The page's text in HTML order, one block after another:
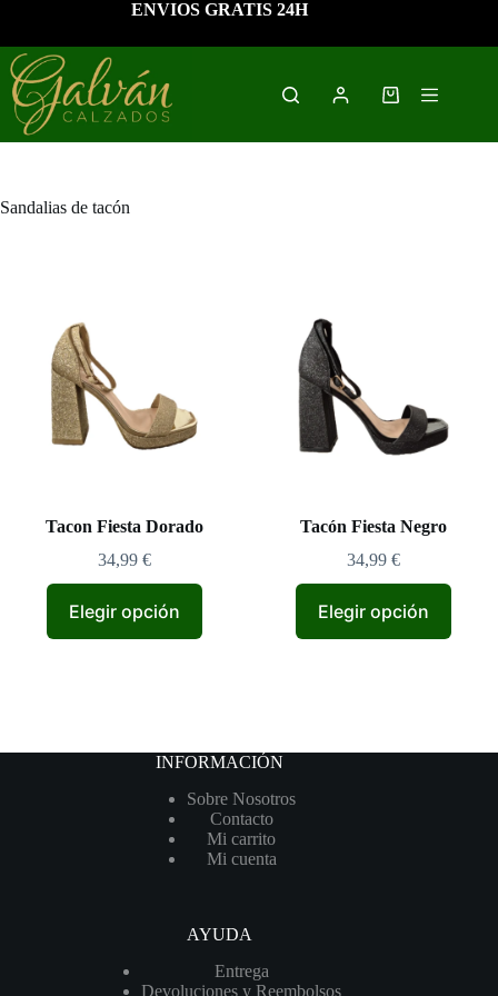
contenido
ENVIOS GRATIS 24H
Carro
compra
Sandalias de tacón
Tacon Fiesta Dorado
34,99 €
Elegir opción
Tacón Fiesta Negro
34,99 €
Elegir opción
INFORMACIÓN
Sobre Nosotros
Contacto
Mi carrito
Mi cuenta
AYUDA
Entrega
Devoluciones y Reembolsos